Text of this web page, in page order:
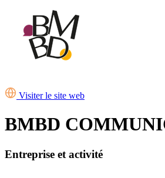
Visiter le site web
BMBD
Entreprise et activité